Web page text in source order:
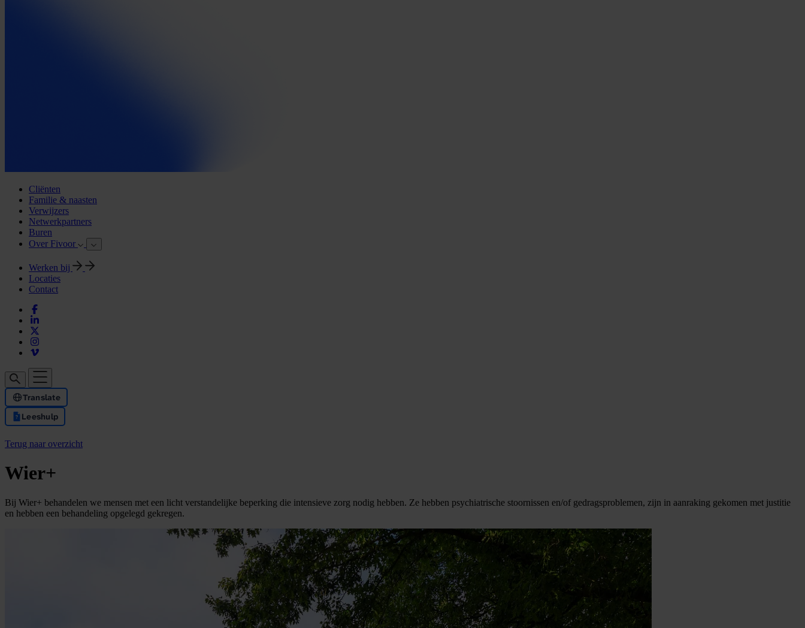
Cliënten
Familie & naasten
Verwijzers
Netwerkpartners
Buren
Over Fivoor
Werken bij
Locaties
Contact
Translate
Leeshulp
Terug naar overzicht
Wier+
Bij Wier+ behandelen we mensen met een licht verstandelijke beperking die intensieve zorg nodig hebben. Ze hebben psychiatrische stoornissen en/of gedragsproblemen, zijn in aanraking gekomen met justitie
en hebben een behandeling opgelegd gekregen.